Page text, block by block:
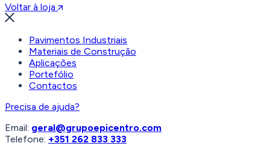
Voltar à loja
Pavimentos Industriais
Materiais de Construção
Aplicações
Portefólio
Contactos
Precisa de ajuda?
Email: geral@grupoepicentro.com
Telefone: +351 262 833 333